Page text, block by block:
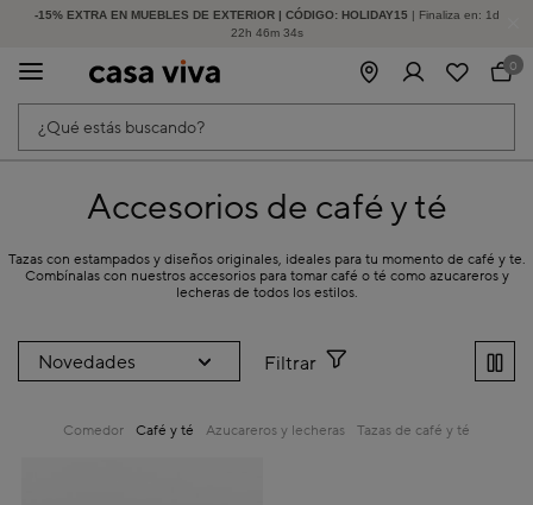
-15% EXTRA EN MUEBLES DE EXTERIOR | CÓDIGO: HOLIDAY15 | Finaliza en: 1d
22h 46m 33s
HASTA -60% DE DESCUENTO | SEGUNDAS REBAJAS
¿Qué estás buscando?
0
Accesorios de café y té
Tazas con estampados y diseños originales, ideales para tu momento de café y te.
Combínalas con nuestros accesorios para tomar café o té como azucareros y
lecheras de todos los estilos.
Filtrar
Comedor Café y té Azucareros y lecheras Tazas de café y té